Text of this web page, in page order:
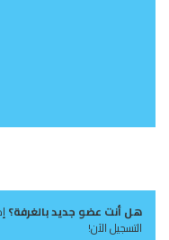
هل أنت عضو جديد بالغرفة؟
التسجيل الآن!